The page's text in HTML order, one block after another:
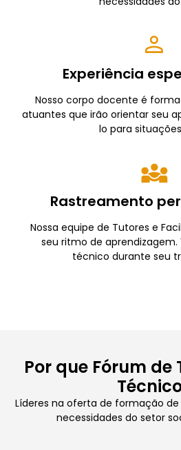
Experiência
Nosso corpo docente é
atuantes que irão orientar seu
lo para
Rastreamento
Nossa equipe de Tutores e
seu ritmo de
técnico durante seu
Por que Fórum
Líderes na oferta de formação
necessidades do setor